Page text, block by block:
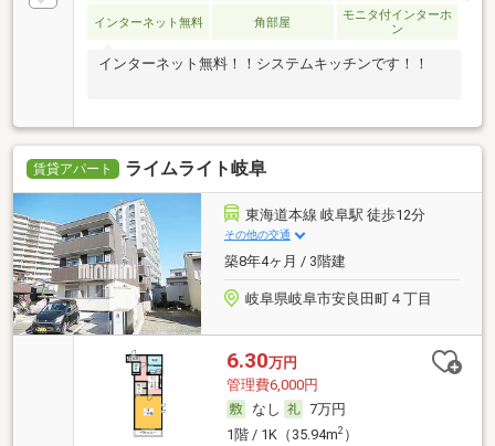
インターネット無料 角部屋
モニタ付インターホ
ン
インターネット無料！！システムキッチンです！！
賃貸アパート ライムライト岐阜
東海道本線 岐阜駅 徒歩12分
その他の交通
築8年4ヶ月 / 3階建
岐阜県岐阜市安良田町４丁目
6.30万円
管理費6,000円
なし
7万円
1階 / 1K（35.94m2）